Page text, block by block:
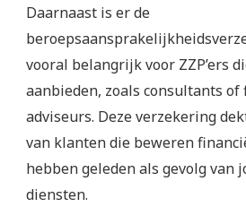
Daarnaast is er de
vooral belangrijk voor ZZP’ers
aanbieden, zoals consultants of
adviseurs. Deze verzekering
van klanten die beweren
hebben geleden als gevolg van
diensten.